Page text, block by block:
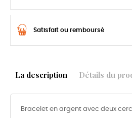
Satisfait ou remboursé
La description Détails du
Bracelet en argent avec deux